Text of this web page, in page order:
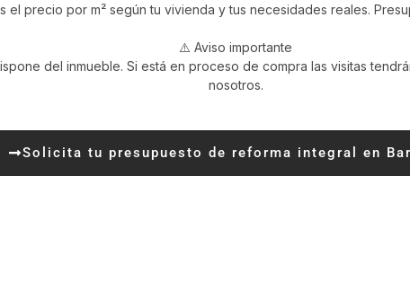
el precio por m² según tu vivienda y tus necesidades reales.
⚠️ Aviso importante
del inmueble. Si está en proceso de compra las visitas
nosotros.
Solicita tu presupuesto de reforma integral en